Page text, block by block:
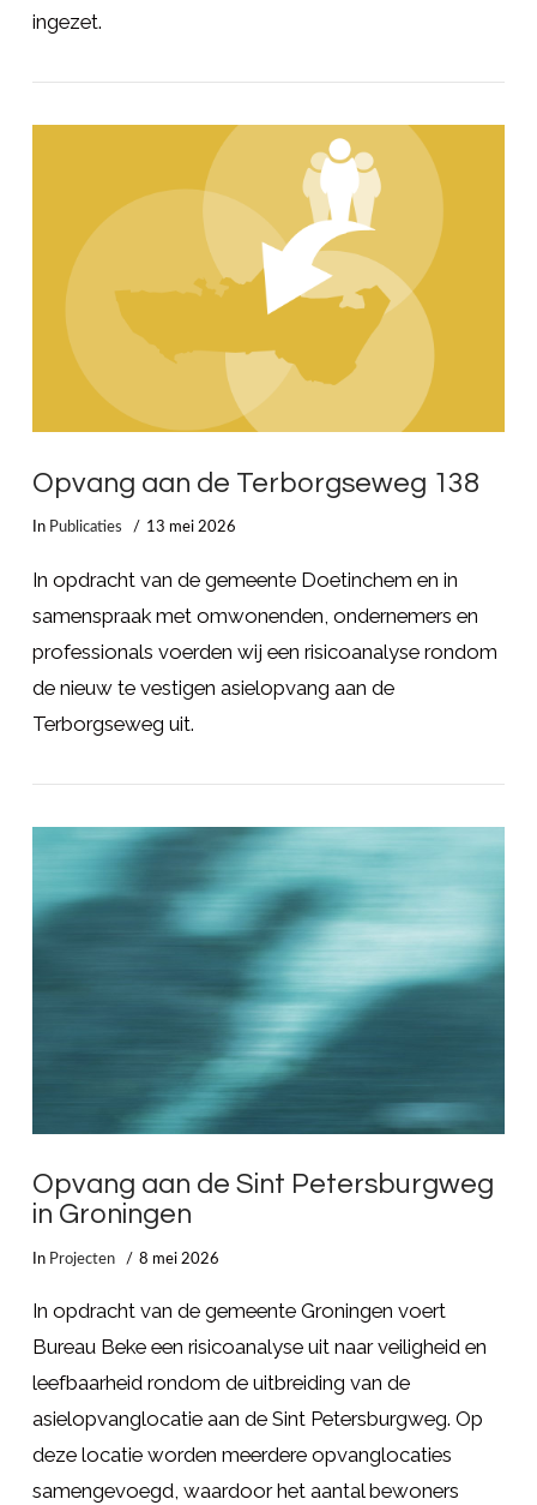
LEES MEER
ingezet.
LEES MEER
Opvang aan de Terborgseweg 138
In Publicaties 13 mei 2026
In opdracht van de gemeente Doetinchem en in
samenspraak met omwonenden, ondernemers en
professionals voerden wij een risicoanalyse rondom
de nieuw te vestigen asielopvang aan de
Terborgseweg uit.
Opvang aan de Sint Petersburgweg
in Groningen
In Projecten 8 mei 2026
In opdracht van de gemeente Groningen voert
Bureau Beke een risicoanalyse uit naar veiligheid en
leefbaarheid rondom de uitbreiding van de
asielopvanglocatie aan de Sint Petersburgweg. Op
deze locatie worden meerdere opvanglocaties
samengevoegd, waardoor het aantal bewoners